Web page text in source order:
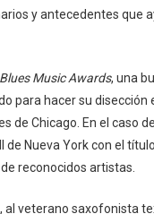
y antecedentes que
Blues Music Awards, una
para hacer su disección
de Chicago. En el caso
de Nueva York con el
reconocidos artistas.
al veterano saxofonista